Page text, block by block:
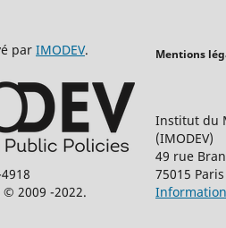
par IMODEV.
2009 -2022.
Mentions
Institut du
(IMODEV)
49 rue
75015